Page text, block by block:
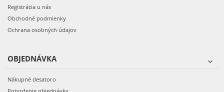
Registrácia u nás
Obchodné podmienky
Ochrana osobných údajov
OBJEDNÁVKA
Nákupné desatoro